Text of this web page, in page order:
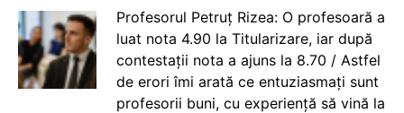
Profesorul Petruț Rizea: O profesoară a
luat nota 4.90 la Titularizare, iar după
contestații nota a ajuns la 8.70 / Astfel
de erori îmi arată ce entuziasmați sunt
profesorii buni, cu experiență să vină la